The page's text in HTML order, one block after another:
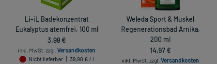
Li-iL Badekonzentrat
Eukalyptus atemfrei, 100 ml
3,99 €
inkl. MwSt. zzgl. Versandkosten
Nicht lieferbar
39,90 € / l
Weleda Sport & Muskel
Regenerationsbad Arnika,
200 ml
14,97 €
inkl. MwSt. zzgl. Versandkosten